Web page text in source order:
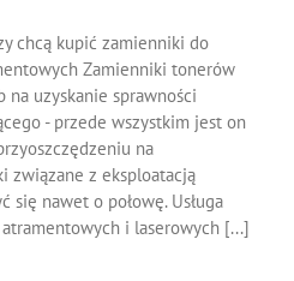
chcą kupić zamienniki do
Zamienniki tonerów
na uzyskanie sprawności
- przede wszystkim jest on
na
związane z eksploatacją
się nawet o połowę. Usługa
i laserowych [...]